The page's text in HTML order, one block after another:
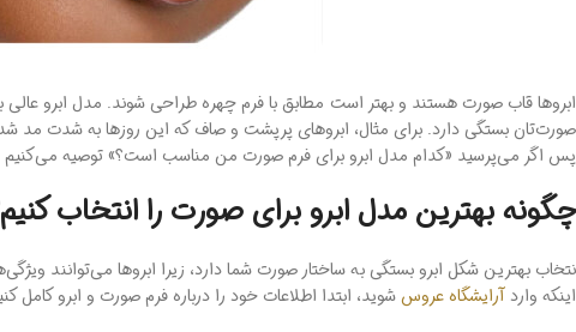
ابروها قاب صورت هستند و بهتر است مطابق با فرم چهره طراحی شوند. مدل ابرو
صورت‌تان بستگی دارد. برای مثال، ابروهای پرپشت و صاف که این روزها به شدت مد
پس اگر می‌پرسید «کدام مدل ابرو برای فرم صورت من مناسب است؟» توصیه می‌کنیم این
چگونه بهترین مدل ابرو برای صورت را انتخاب
نتخاب بهترین شکل ابرو بستگی به ساختار صورت شما دارد، زیرا ابروها می‌توانند
اینکه وارد آرایشگاه عروسشوید، ابتدا اطلاعات خود را درباره فرم صورت و ابرو کامل